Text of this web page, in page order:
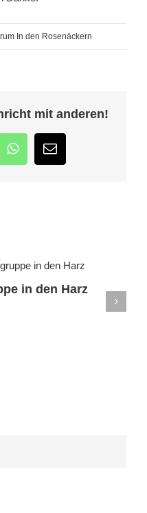
In den Rosenäckern
mit anderen!
WhatsApp
E-
Mail
in den Harz